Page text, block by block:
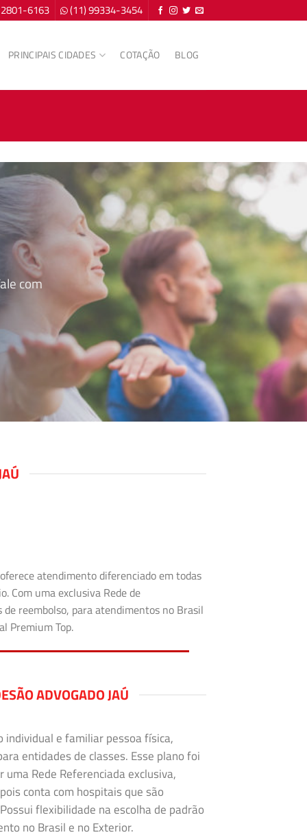
6163 (11) 99334-3454
PRINCIPAIS CIDADES COTAÇÃO BLOG
com
atendimento diferenciado em todas
Com uma exclusiva Rede de
de reembolso, para atendimentos no Brasil
Premium Top.
ADVOGADO JAÚ
individual e familiar pessoa física,
entidades de classes. Esse plano foi
Rede Referenciada exclusiva,
conta com hospitais que são
flexibilidade na escolha de padrão
no Brasil e no Exterior.